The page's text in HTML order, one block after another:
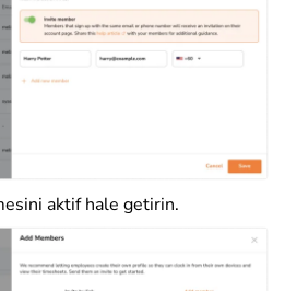
aktif hale getirin.